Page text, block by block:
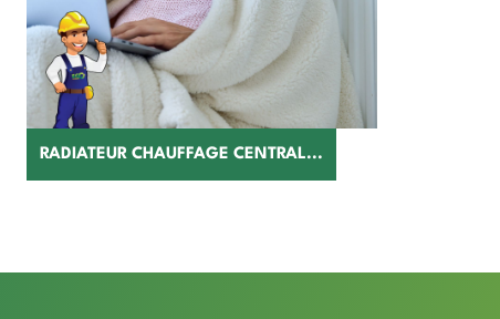
RADIATEUR CHAUFFAGE CENTRAL...